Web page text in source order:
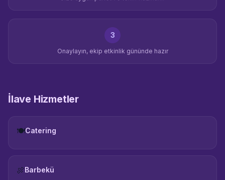
3
Onaylayın, ekip etkinlik gününde hazır
İlave Hizmetler
🍽️Catering
🍖Barbekü